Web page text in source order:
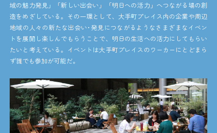
域の魅力発見」「新しい出会い」「明日への活力」へつながる場の創
造をめざしている。その一環として、大手町プレイス内の企業や周辺
地域の人々の新たな出会い･発見につながるようなさまざまなイベン
トを展開し楽しんでもらうことで、明日の生活への活力にしてもらい
たいと考えている。イベントは大手町プレイスのワーカーにとどまら
ず誰でも参加が可能だ。